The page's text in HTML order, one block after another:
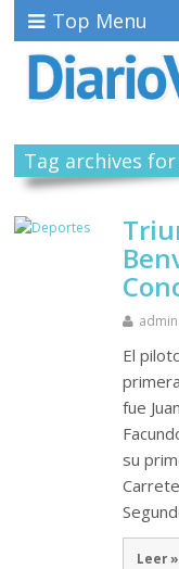
Top Menu
Tag archives
admin
El
fue
su
Leer »